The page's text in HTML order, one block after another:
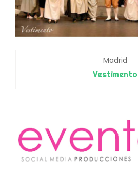
Madrid
Vestimento